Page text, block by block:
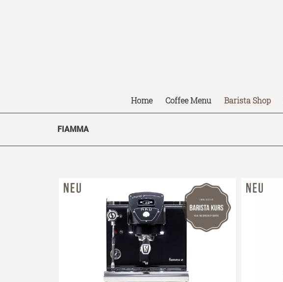
Home Coffee Menu Barista Shop
FIAMMA